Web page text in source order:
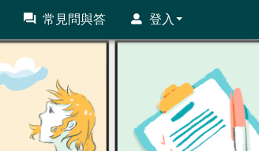
常見問與答 登入